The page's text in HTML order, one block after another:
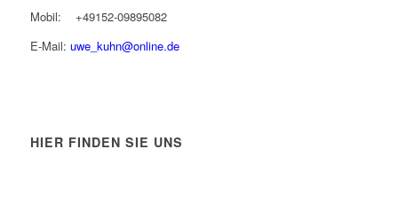
Mobil: +49152-09895082
E-Mail: uwe_kuhn@online.de
HIER FINDEN SIE UNS